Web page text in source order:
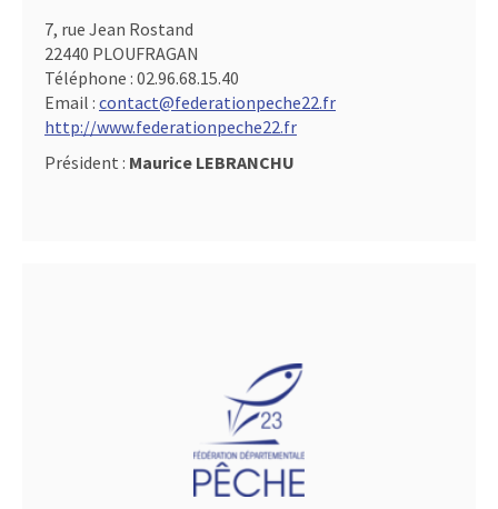
7, rue Jean Rostand
22440 PLOUFRAGAN
Téléphone : 02.96.68.15.40
Email : contact@federationpeche22.fr
http://www.federationpeche22.fr
Président : Maurice LEBRANCHU